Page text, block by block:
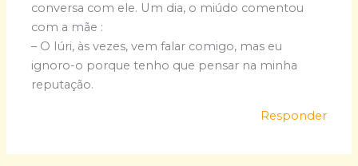
conversa com ele. Um dia, o miúdo comentou
com a mãe :
– O Iúri, às vezes, vem falar comigo, mas eu
ignoro-o porque tenho que pensar na minha
reputação.
Responder